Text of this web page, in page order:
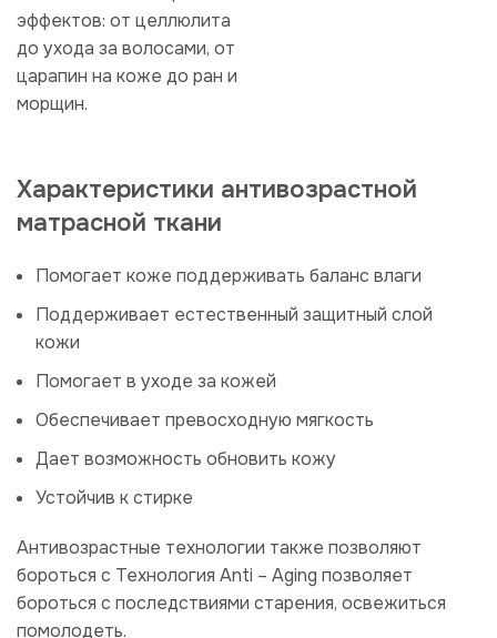
эффектов: от целлюлита
до ухода за волосами, от
царапин на коже до ран и
морщин.
Характеристики антивозрастной
матрасной ткани
Помогает коже поддерживать баланс влаги
Поддерживает естественный защитный слой
кожи
Помогает в уходе за кожей
Обеспечивает превосходную мягкость
Дает возможность обновить кожу
Устойчив к стирке
Антивозрастные технологии также позволяют
бороться с Технология Anti – Aging позволяет
бороться с последствиями старения, освежиться
помолодеть.